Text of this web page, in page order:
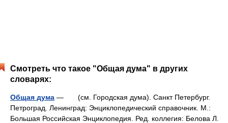
Смотреть что такое "Общая дума" в других
словарях:
Общая дума — (см. Городская дума). Санкт Петербург.
Петроград. Ленинград: Энциклопедический справочник. М.:
Большая Российская Энциклопедия. Ред. коллегия: Белова Л.